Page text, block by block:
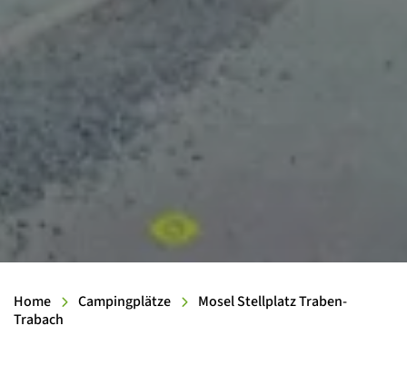
Home Campingplätze
Mosel Stellplatz Traben-
Trabach